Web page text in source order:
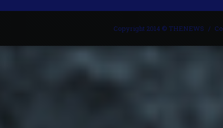
Copyright 2014 © THENEWS